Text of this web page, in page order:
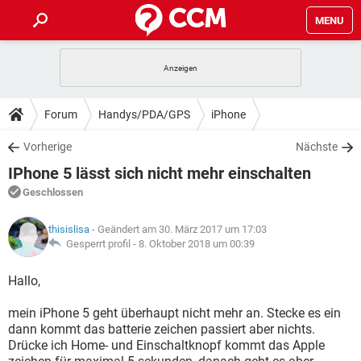
MENU
ANDROID IOS
WINDOWS 10
WHATSAPP TIKTOK
FACEBOOK
TIPPS & TRICKS
SPIELE STREAMING
WINDOWS 10
WHATSAPP
FACEBOOK HARDWARE
DOWNLOADS
SPIELE STREAMING
ANDROID
WINDOWS 10 INSTAGRAM
WHATSAPP
FACEBOOK
FORUM
SPIELE
ANDROID IOS
FACEBOOK HARDWARE
LEXIKON
SPIELE
ANDROID
WINDOWS 10 INSTAGRAM
WHATSAPP TIKTOK
Forum Handys/PDA/GPS iPhone
Vorherige Nächste
IPhone 5 lässt sich nicht mehr einschalten
Geschlossen
thisislisa - Geändert am 30. März 2017 um 17:03
Gesperrt profil - 8. Oktober 2018 um 00:39
Hallo,
mein iPhone 5 geht überhaupt nicht mehr an. Stecke es ein
dann kommt das batterie zeichen passiert aber nichts.
Drücke ich Home- und Einschaltknopf kommt das Apple